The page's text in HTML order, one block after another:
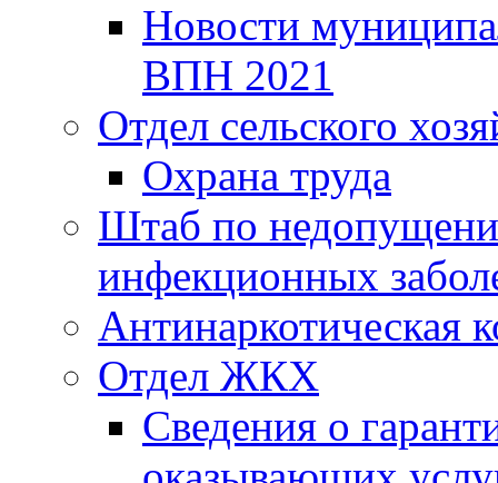
Новости
ВПН 2021
Отдел сельского
Охрана труда
Штаб по
инфекционных
Антинаркотическая
Отдел ЖКХ
Сведения о